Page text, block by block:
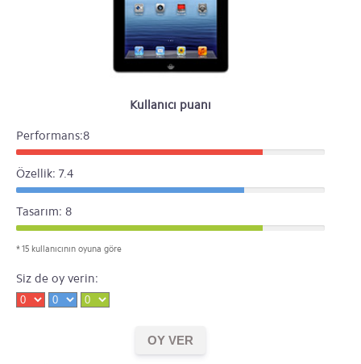
Kullanıcı puanı
Performans:8
Özellik: 7.4
Tasarım: 8
* 15 kullanıcının oyuna göre
Siz de oy verin: